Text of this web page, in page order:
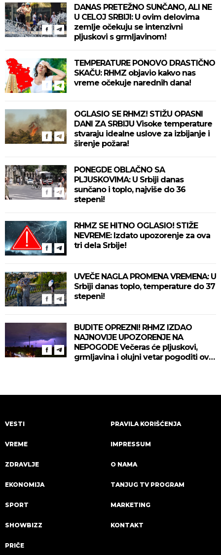
DANAS PRETEŽNO SUNČANO, ALI NE
U CELOJ SRBIJI: U ovim delovima
zemlje očekuju se intenzivni
pljuskovi s grmljavinom!
TEMPERATURE PONOVO DRASTIČNO
SKAČU: RHMZ objavio kakvo nas
vreme očekuje narednih dana!
OGLASIO SE RHMZ! STIŽU OPASNI
DANI ZA SRBIJU Visoke temperature
stvaraju idealne uslove za izbijanje i
širenje požara!
PONEGDE OBLAČNO SA
PLJUSKOVIMA: U Srbiji danas
sunčano i toplo, najviše do 36
stepeni!
RHMZ SE HITNO OGLASIO! STIŽE
NEVREME: Izdato upozorenje za ova
tri dela Srbije!
UVEČE NAGLA PROMENA VREMENA: U
Srbiji danas toplo, temperature do 37
stepeni!
BUDITE OPREZNI! RHMZ IZDAO
NAJNOVIJE UPOZORENJE NA
NEPOGODE Večeras će pljuskovi,
grmljavina i olujni vetar pogoditi ove
VESTI
VREME
ZDRAVLJE
EKONOMIJA
SPORT
SHOWBIZZ
PRIČE
PRAVILA KORIŠĆENJA
IMPRESSUM
O NAMA
TANJUG TV PROGRAM
MARKETING
KONTAKT